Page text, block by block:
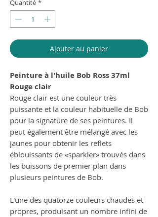
Quantité *
Ajouter au panier
Peinture à l'huile Bob Ross 37ml
Rouge clair
Rouge clair est une couleur très
puissante et la couleur habituelle de Bob
pour la signature de ses peintures. Il
peut également être mélangé avec les
jaunes pour obtenir les reflets
éblouissants de «sparkler» trouvés dans
les buissons de premier plan dans
plusieurs peintures de Bob.
L'une des quatorze couleurs chaudes et
propres, produisant un nombre infini de